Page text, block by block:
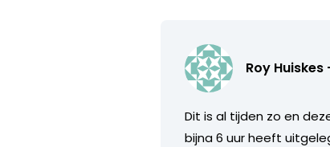
Roy
Dit is al tijden zo en
bijna 6 uur heeft